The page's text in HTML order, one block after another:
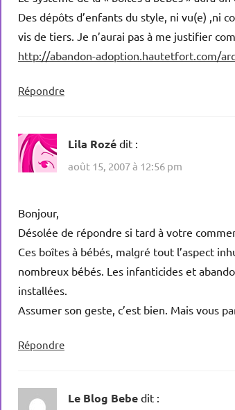
Des dépôts d’enfants du style, ni vu(e) ,ni
vis de tiers. Je n’aurai pas à me justifier
http://abandon-adoption.hautetfort.com/
Répondre
Lila Rozé dit :
août 15, 2007 à 12:56 pm
Bonjour,
Désolée de répondre si tard à votre
Ces boîtes à bébés, malgré tout l’aspect
nombreux bébés. Les infanticides et
installées.
Assumer son geste, c’est bien. Mais vous
Répondre
Le Blog Bebe dit :